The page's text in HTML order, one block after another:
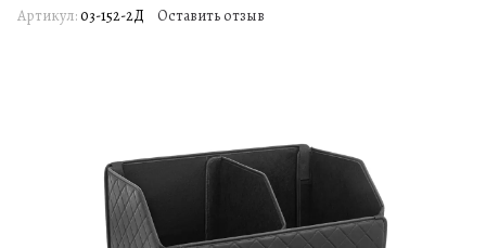
Артикул:03-152-2Д Оставить отзыв